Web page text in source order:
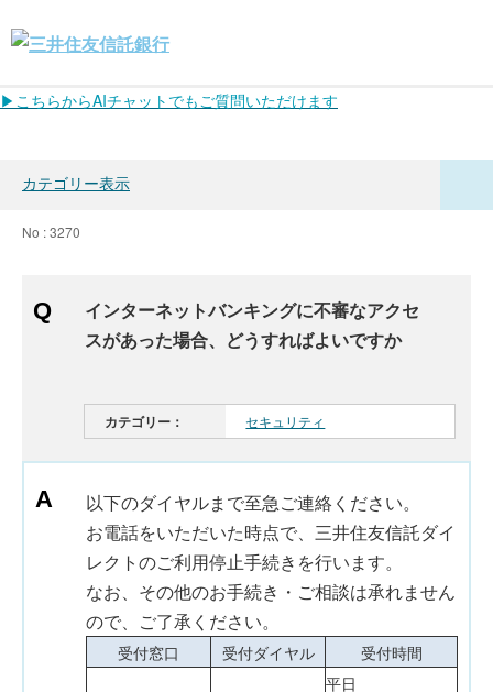
▶こちらからAIチャットでもご質問いただけます
カテゴリー表示
No : 3270
インターネットバンキングに不審なアクセ
スがあった場合、どうすればよいですか
カテゴリー： セキュリティ
以下のダイヤルまで至急ご連絡ください。
お電話をいただいた時点で、三井住友信託ダイ
レクトのご利用停止手続きを行います。
なお、その他のお手続き・ご相談は承れません
ので、ご了承ください。
受付窓口 受付ダイヤル 受付時間
平日